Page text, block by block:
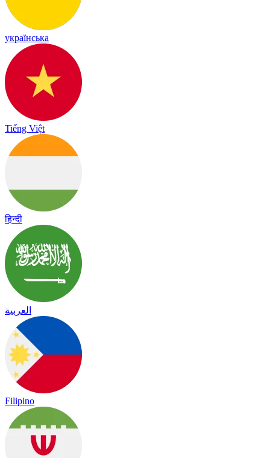
українська
Tiếng Việt
हिन्दी
العربية
Filipino